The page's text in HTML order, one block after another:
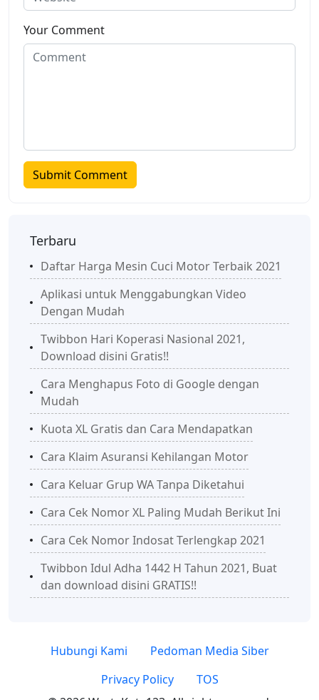
Your Comment
Terbaru
Daftar Harga Mesin Cuci Motor Terbaik 2021
Aplikasi untuk Menggabungkan Video
Dengan Mudah
Twibbon Hari Koperasi Nasional 2021,
Download disini Gratis!!
Cara Menghapus Foto di Google dengan
Mudah
Kuota XL Gratis dan Cara Mendapatkan
Cara Klaim Asuransi Kehilangan Motor
Cara Keluar Grup WA Tanpa Diketahui
Cara Cek Nomor XL Paling Mudah Berikut Ini
Cara Cek Nomor Indosat Terlengkap 2021
Twibbon Idul Adha 1442 H Tahun 2021, Buat
dan download disini GRATIS!!
Hubungi Kami
Pedoman Media Siber
Privacy Policy
TOS